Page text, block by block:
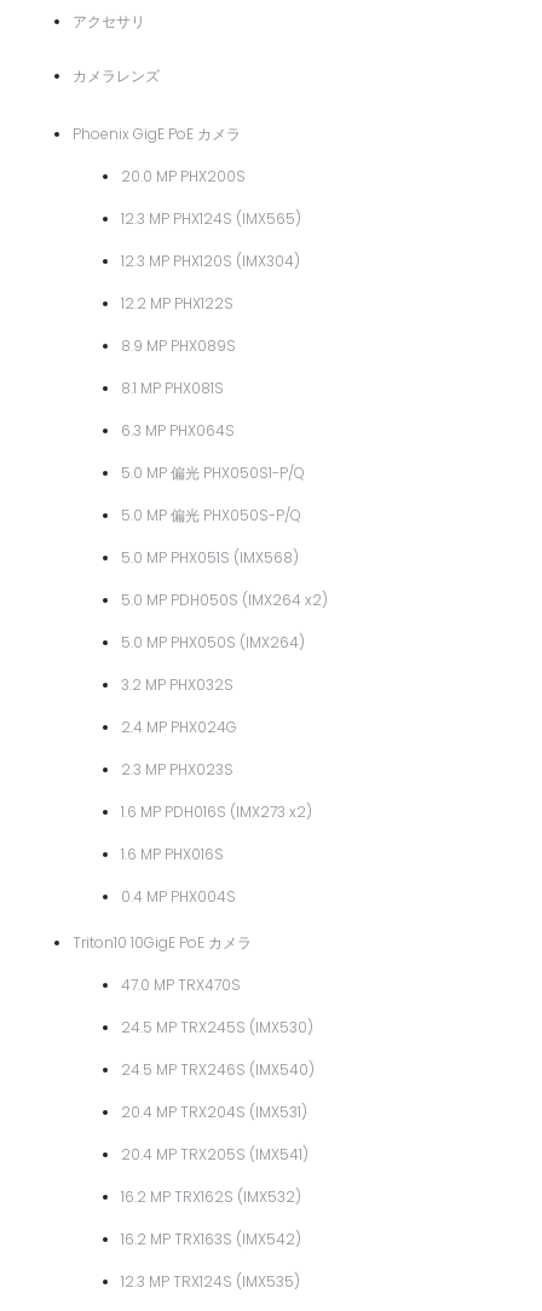
アクセサリ
カメラレンズ
Phoenix GigE PoE カメラ
20.0 MP PHX200S
12.3 MP PHX124S (IMX565)
12.3 MP PHX120S (IMX304)
12.2 MP PHX122S
8.9 MP PHX089S
8.1 MP PHX081S
6.3 MP PHX064S
5.0 MP 偏光 PHX050S1-P/Q
5.0 MP 偏光 PHX050S-P/Q
5.0 MP PHX051S (IMX568)
5.0 MP PDH050S (IMX264 x2)
5.0 MP PHX050S (IMX264)
3.2 MP PHX032S
2.4 MP PHX024G
2.3 MP PHX023S
1.6 MP PDH016S (IMX273 x2)
1.6 MP PHX016S
0.4 MP PHX004S
Triton10 10GigE PoE カメラ
47.0 MP TRX470S
24.5 MP TRX245S (IMX530)
24.5 MP TRX246S (IMX540)
20.4 MP TRX204S (IMX531)
20.4 MP TRX205S (IMX541)
16.2 MP TRX162S (IMX532)
16.2 MP TRX163S (IMX542)
12.3 MP TRX124S (IMX535)